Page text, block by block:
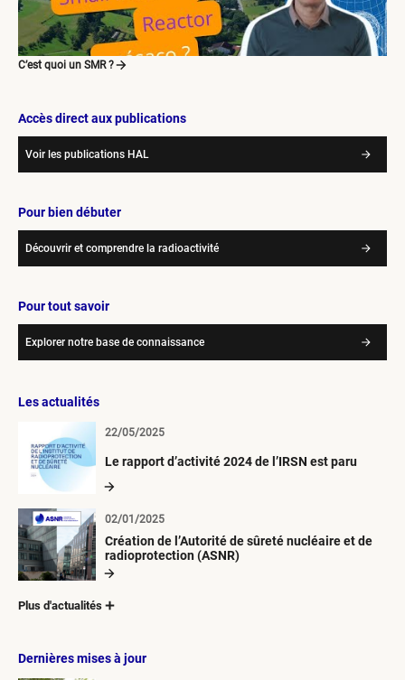
C’est quoi un SMR ?
Accès direct aux publications
Voir les publications HAL
Pour bien débuter
Découvrir et comprendre la radioactivité
Pour tout savoir
Explorer notre base de connaissance
Les actualités
Le rapport d’activité 2024 de l’IRSN est paru
22/05/2025
Création de l’Autorité de sûreté nucléaire et de
radioprotection (ASNR)
02/01/2025
Plus d'actualités
Dernières mises à jour